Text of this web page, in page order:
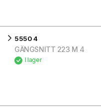
5550 4
GÄNGSNITT 223 M 4
I lager